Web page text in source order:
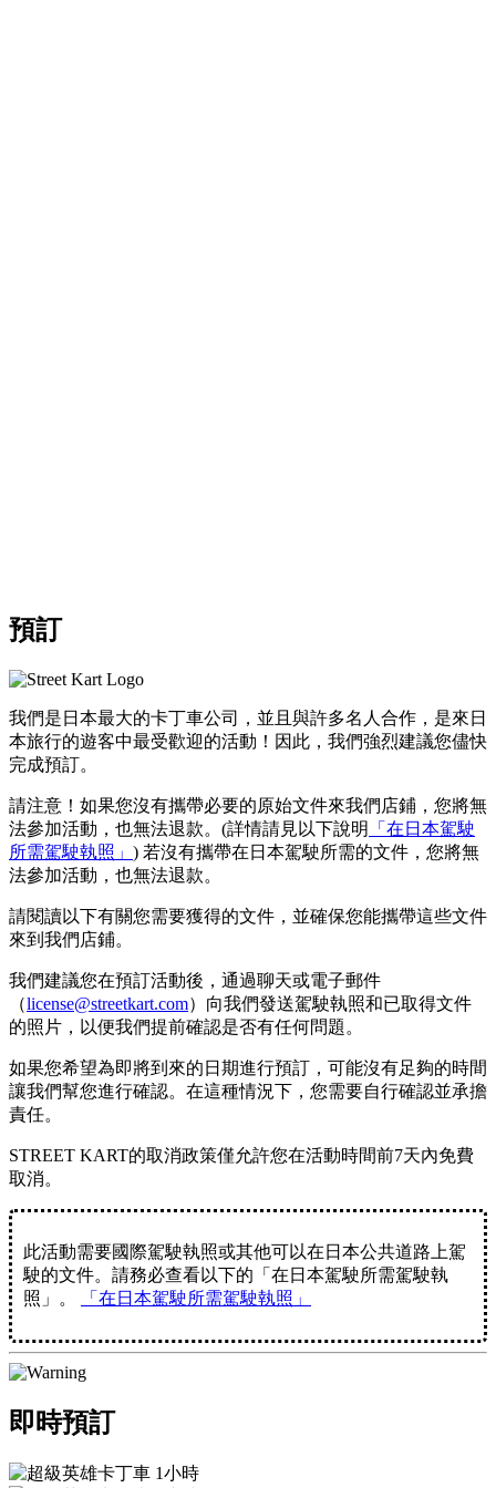
預訂
我們是日本最大的卡丁車公司，並且與許多名人 合作，是來日
本旅行的遊客中最受歡迎的活動 ！因此，我們強烈建議您儘快
完成預訂。
請注意！如果您沒有攜帶必要的原始文件來我們店鋪，您將無
法參加活動，也無法退款。 (詳情請見以下說明
「在日本駕駛
所需駕駛執照」 ) 若沒有攜帶在日本駕駛所需的文件，您將無
法參加活動，也無法退款。
請閱讀以下有關您需要獲得的文件，並確保您能攜帶這些文件
來到我們店鋪。
我們建議您在預訂活動後，通過聊天或電子郵件
（license@streetkart.com）向我們發送駕駛執照和已取得文件
的照片，以便我們提前確認是否有任何問題。
如果您希望為即將到來的日期進行預訂，可能沒有足夠的時間
讓我們幫您進行確認。在這種情況下，您需要自行確認並承擔
責任。
STREET KART的取消政策僅允許您在活動時間前7天內免費
取消。
此活動需要國際駕駛執照或其他可以在日本公共道路上駕
駛的文件。請務必查看以下的「在日本駕駛所需駕駛執
照」。
「在日本駕駛所需駕駛執照」
即時預訂